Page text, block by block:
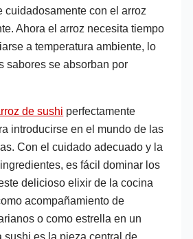
cuidadosamente con el arroz
Ahora el arroz necesita tiempo
a temperatura ambiente, lo
sabores se absorban por
de sushi perfectamente
introducirse en el mundo de las
Con el cuidado adecuado y la
es fácil dominar los
delicioso elixir de la cocina
acompañamiento de
o como estrella en un
sushi es la pieza central de